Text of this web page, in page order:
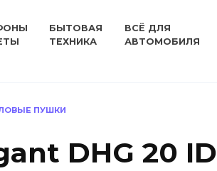
БЫТОВАЯ
ТЕХНИКА
ВСЁ ДЛЯ
АВТОМОБИЛЯ
ПУШКИ
DHG 20 ID